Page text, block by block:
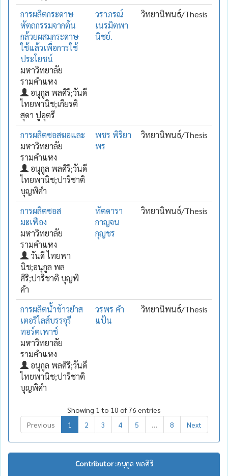
การผลิตกระดาษ
หัตถกรรมจากต้น
กล้วยผสมกระดาษ
ใช้แล้วเพื่อการใช้
ประโยชน์
มหาวิทยาลัย
รามคำแหง
อนุกูล พลศิริ;วันดี
ไทยพานิช;เกียรติ
สุดา ปูอุตรี
วราภรณ์
เนรมิตพา
นิชย์.
วิทยานิพนธ์/Thesis
การผลิตซอสฆอและ
มหาวิทยาลัย
รามคำแหง
อนุกูล พลศิริ;วันดี
ไทยพานิช;ปาริชาติ
บุญพิคำ
พชร พิริยา
พร
วิทยานิพนธ์/Thesis
การผลิตซอส
มะเฟือง
มหาวิทยาลัย
รามคำแหง
วันดี ไทยพา
นิช;อนุกูล พล
ศิริ;ปาริชาติ บุญพิ
คำ
ทัตดารา
กาญจน
กุญชร
วิทยานิพนธ์/Thesis
การผลิตน้ำข้าวยำส
เตอริไลส์บรรจุรี
ทอร์ตเพาช์
มหาวิทยาลัย
รามคำแหง
อนุกูล พลศิริ;วันดี
ไทยพานิช;ปาริชาติ
บุญพิคำ
วรพร คำ
แป้น
วิทยานิพนธ์/Thesis
Showing 1 to 10 of 76 entries
Previous
1 2 3 4 5 8 Next
Contributor :อนุกูล พลศิริ